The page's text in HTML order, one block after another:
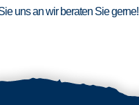
uns an wir beraten Sie gerne!